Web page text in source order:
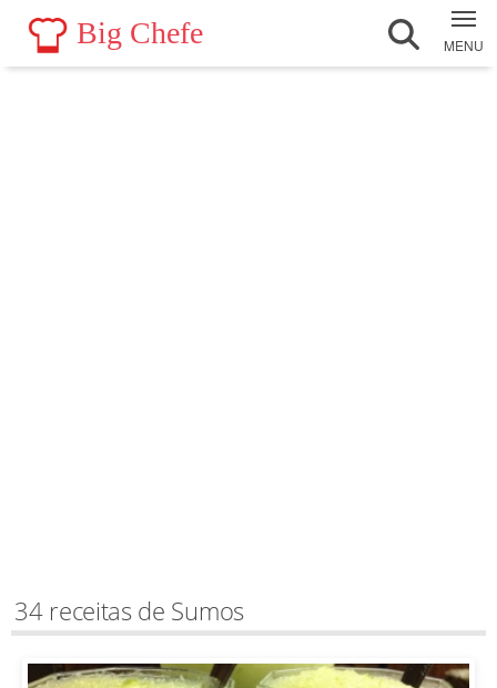
Big Chefe MENU
34 receitas de Sumos